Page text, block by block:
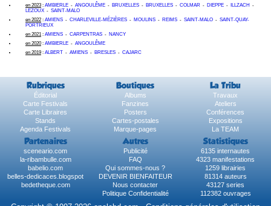
en 2023 : AMBIERLE - ANGOULÊME - BRUXELLES - BRUXELLES - COLMAR - DIEPPE - ILLZACH -
LEZOUX - SAINT-MALO
en 2022 : AMIENS - CHARLEVILLE-MÉZIÈRES - MOULINS - REIMS - SAINT-MALO - SAINT-QUAY-
PORTRIEUX
en 2021 : AMIENS - CARPENTRAS - NANCY
en 2020: AMBIERLE - ANGOULÊME
en 2019 : ALBERT - AMIENS - BRESLES - CAJARC
Rubriques Boutiques La Tribu
Éditorial Albums
Travaux
Carte Festivals
Fanzines
Ateliers
Carte Libraires
Posters
Conférences
Stands
Cartes-postales
Expositions
Agenda Festivals
Marque-pages La TEAM
Partenaires Autres Statistiques
sceneario.com Publicité
6135 internautes
la-ribambulle.com
FAQ
4323 manifestations
babelio.com
Qui sommes-nous ?
1259 librairies
belles-dedicaces.blogspot
DEVENIR BIENFAITEUR
81314 auteurs
bedetheque.com
Nous contacter
43127 series
Politique Confidentialité
112382 ouvrages